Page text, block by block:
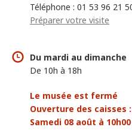
Téléphone : 01 53 96 21
Préparer votre visite
Du mardi au dimanche
De 10h à 18h
Le musée est fermé
Ouverture des caisses :
Samedi 08 août à 10h00